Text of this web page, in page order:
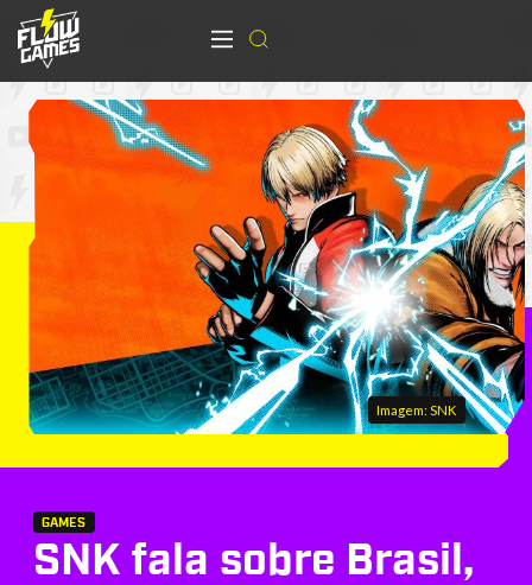
Imagem: SNK
GAMES
SNK fala sobre Brasil,